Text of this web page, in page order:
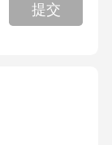
提交